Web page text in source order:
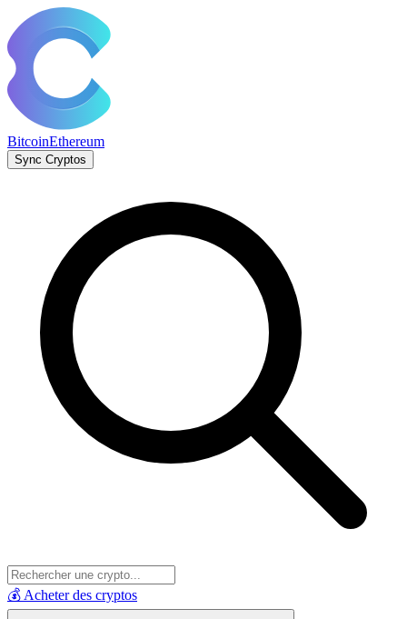
BitcoinEthereum
Sync Cryptos
💰 Acheter des cryptos